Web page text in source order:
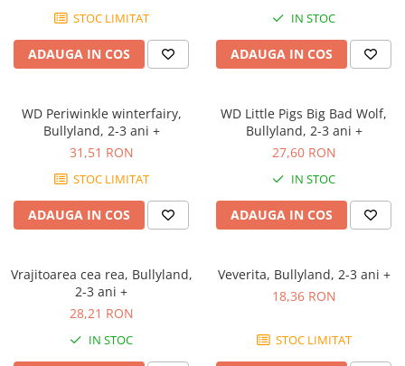
STOC LIMITAT
ADAUGA IN COS
IN STOC
ADAUGA IN COS
WD Periwinkle winterfairy,
Bullyland, 2-3 ani +
31,51 RON
STOC LIMITAT
ADAUGA IN COS
WD Little Pigs Big Bad Wolf,
Bullyland, 2-3 ani +
27,60 RON
IN STOC
ADAUGA IN COS
Vrajitoarea cea rea, Bullyland,
2-3 ani +
28,21 RON
IN STOC
Veverita, Bullyland, 2-3 ani +
18,36 RON
STOC LIMITAT